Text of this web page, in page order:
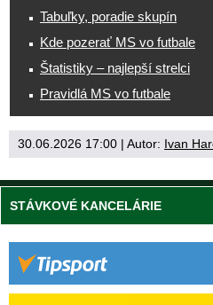
Tabuľky, poradie skupín
Kde pozerať MS vo futbale
Štatistiky – najlepší strelci
Pravidlá MS vo futbale
30.06.2026 17:00 | Autor: Ivan
STÁVKOVÉ KANCELÁRIE